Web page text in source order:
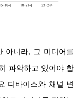
아니라, 그 미디어를
파악하고 있어야 합
디바이스와 채널 변